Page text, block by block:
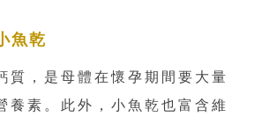
魚乾
質，是母體在懷孕期間要大量
養素。此外，小魚乾也富含維